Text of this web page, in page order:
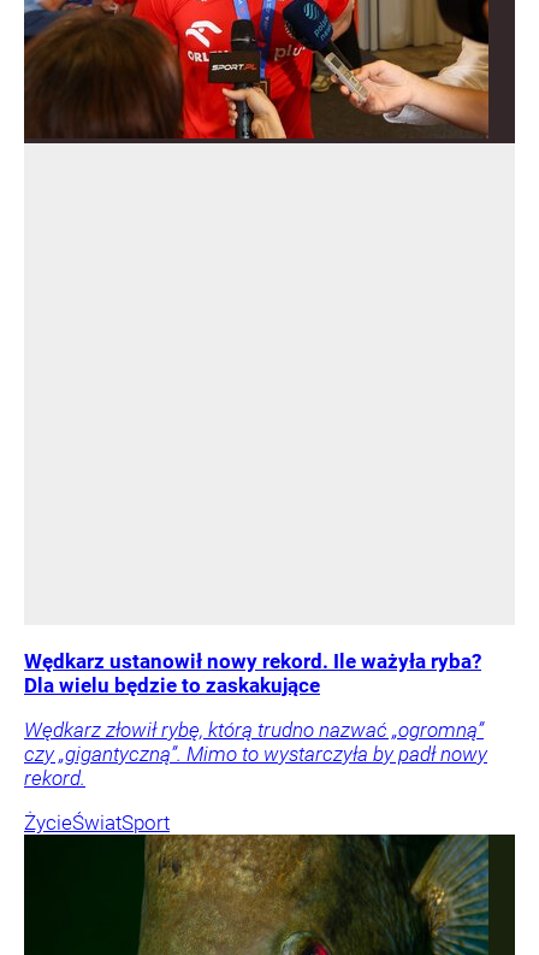
Wędkarz ustanowił nowy rekord. Ile ważyła ryba?
Dla wielu będzie to zaskakujące
Wędkarz złowił rybę, którą trudno nazwać „ogromną”
czy „gigantyczną”. Mimo to wystarczyła by padł nowy
rekord.
ŻycieŚwiatSport